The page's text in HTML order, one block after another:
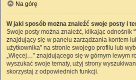
Na górę
W jaki sposób można znaleźć swoje posty i
Swoje posty można znaleźć, klikając odnośnik
znajdujący się w panelu zarządzania kontem
użytkownika” na stronie swojego profilu lub
„Więcej…” znajdującego się w górnym lewym
wyszukać swoje tematy, użyj strony
skorzystaj z odpowiednich funkcji.